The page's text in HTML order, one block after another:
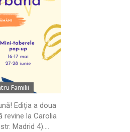
Familii
Ediția a doua
revine la Carolia
Madrid 4)....